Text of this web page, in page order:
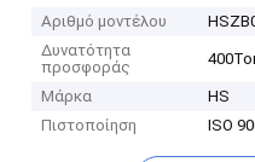
Αριθμό μοντέλου
Δυνατότητα
προσφοράς
Μάρκα
HS
Πιστοποίηση
ISO